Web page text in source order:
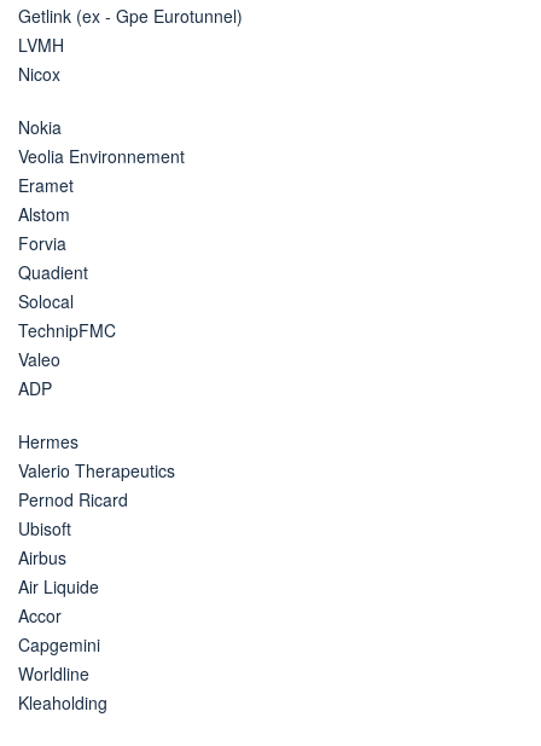
Getlink (ex - Gpe Eurotunnel)
LVMH
Nicox
Nokia
Veolia Environnement
Eramet
Alstom
Forvia
Quadient
Solocal
TechnipFMC
Valeo
ADP
Hermes
Valerio Therapeutics
Pernod Ricard
Ubisoft
Airbus
Air Liquide
Accor
Capgemini
Worldline
Kleaholding